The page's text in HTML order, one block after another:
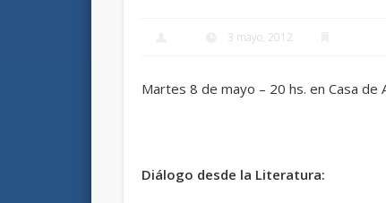
3 mayo, 2012
Martes 8 de mayo – 20 hs. en Casa de
Diálogo desde la Literatura: